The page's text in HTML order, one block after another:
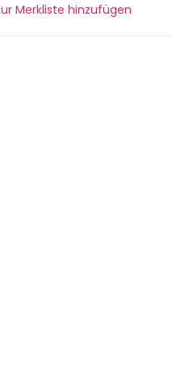
Merkliste hinzufügen